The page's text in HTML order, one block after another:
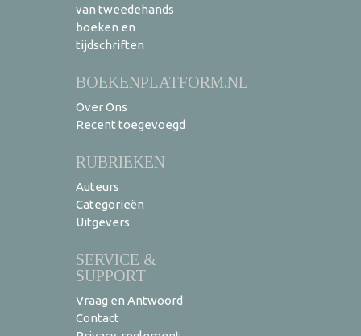
van tweedehands
boeken en
tijdschriften
BOEKENPLATFORM.NL
Over Ons
Recent toegevoegd
RUBRIEKEN
Auteurs
Categorieën
Uitgevers
SERVICE &
SUPPORT
Vraag en Antwoord
Contact